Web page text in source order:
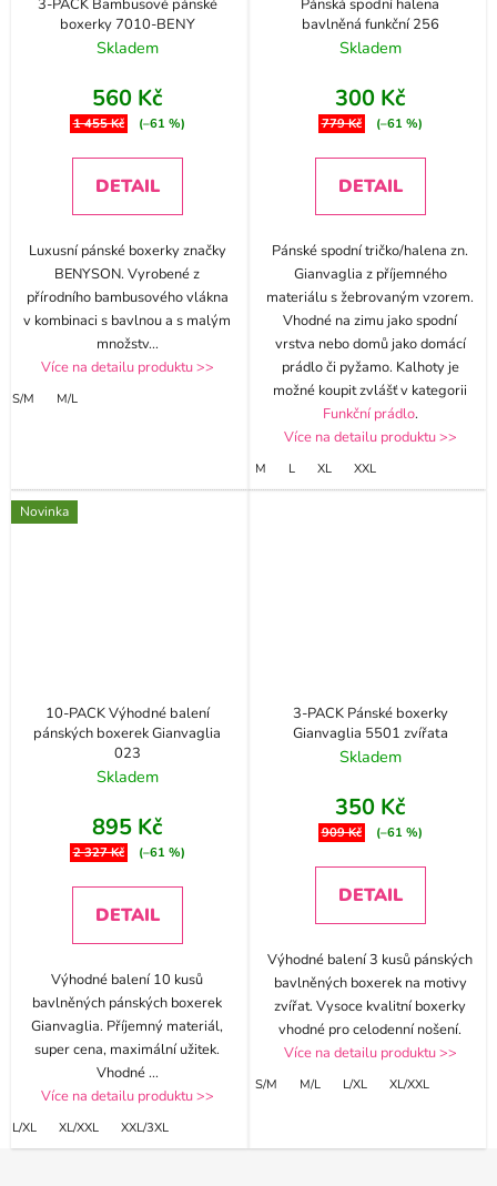
3-PACK Bambusové pánské
boxerky 7010-BENY
Skladem
560 Kč
1 455 Kč (–61 %)
DETAIL
Luxusní pánské boxerky značky
BENYSON. Vyrobené z
přírodního bambusového vlákna
v kombinaci s bavlnou a s malým
množstv...
Více na detailu produktu >>
S/M M/L
Pánská spodní halena
bavlněná funkční 256
Skladem
300 Kč
779 Kč (–61 %)
DETAIL
Pánské spodní tričko/halena zn.
Gianvaglia z příjemného
materiálu s žebrovaným vzorem.
Vhodné na zimu jako spodní
vrstva nebo domů jako domácí
prádlo či pyžamo. Kalhoty je
možné koupit zvlášť v kategorii
Funkční prádlo.
Více na detailu produktu >>
M L XL XXL
Novinka
10-PACK Výhodné balení
pánských boxerek Gianvaglia
023
Skladem
895 Kč
2 327 Kč (–61 %)
DETAIL
Výhodné balení 10 kusů
bavlněných pánských boxerek
Gianvaglia. Příjemný materiál,
super cena, maximální užitek.
Vhodné...
Více na detailu produktu >>
L/XL XL/XXL XXL/3XL
3-PACK Pánské boxerky
Gianvaglia 5501 zvířata
Skladem
350 Kč
909 Kč (–61 %)
DETAIL
Výhodné balení 3 kusů pánských
bavlněných boxerek na motivy
zvířat. Vysoce kvalitní boxerky
vhodné pro celodenní nošení.
Více na detailu produktu >>
S/M M/L L/XL XL/XXL
Z